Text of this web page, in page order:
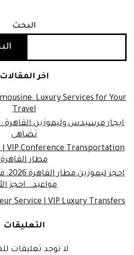
البحث
اخر المقالات
Luxury Services for Your
Travel
ايجار مرسيدس وليموزين القاهرة :
تضاهى
مطار القاهرة
مواعيد.. احجز
Service | VIP Luxury Transfers
التعليقات
لا توجد تعليقات